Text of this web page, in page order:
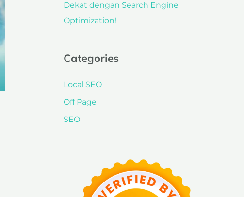
Dekat dengan Search Engine
Optimization!
Categories
Local SEO
Off Page
SEO